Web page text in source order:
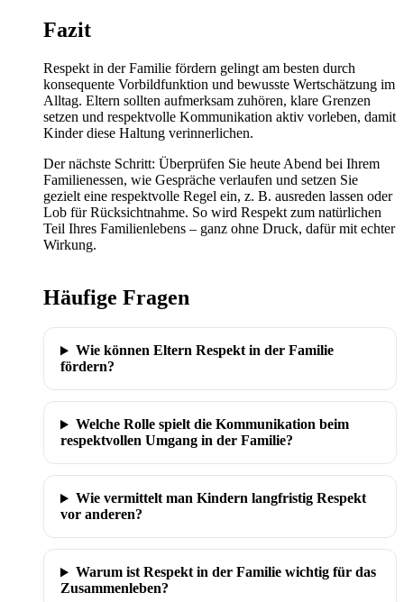
Fazit
Respekt in der Familie fördern gelingt am besten durch
konsequente Vorbildfunktion und bewusste Wertschätzung im
Alltag. Eltern sollten aufmerksam zuhören, klare Grenzen
setzen und respektvolle Kommunikation aktiv vorleben, damit
Kinder diese Haltung verinnerlichen.
Der nächste Schritt: Überprüfen Sie heute Abend bei Ihrem
Familienessen, wie Gespräche verlaufen und setzen Sie
gezielt eine respektvolle Regel ein, z. B. ausreden lassen oder
Lob für Rücksichtnahme. So wird Respekt zum natürlichen
Teil Ihres Familienlebens – ganz ohne Druck, dafür mit echter
Wirkung.
Häufige Fragen
Wie können Eltern Respekt in der Familie
fördern?
Welche Rolle spielt die Kommunikation beim
respektvollen Umgang in der Familie?
Wie vermittelt man Kindern langfristig Respekt
vor anderen?
Warum ist Respekt in der Familie wichtig für das
Zusammenleben?